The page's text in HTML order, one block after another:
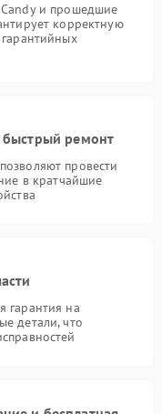
и прошедшие
корректную
быстрый ремонт
провести
в кратчайшие
гарантия на
детали, что